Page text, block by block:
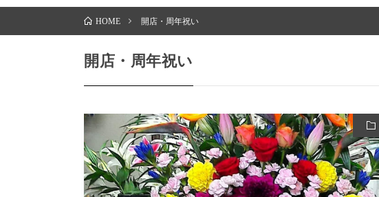
HOME 開店・周年祝い
開店・周年祝い